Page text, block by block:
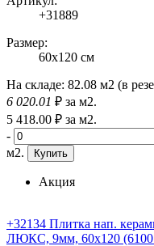
+31889
Размер:
60x120 см
На складе: 82.08 м2 (в
6 020.01 ₽ за м2.
5 418.00 ₽ за м2.
-
м2.
Купить
Акция
+32134 Плитка нап.
ЛЮКС, 9мм, 60x120